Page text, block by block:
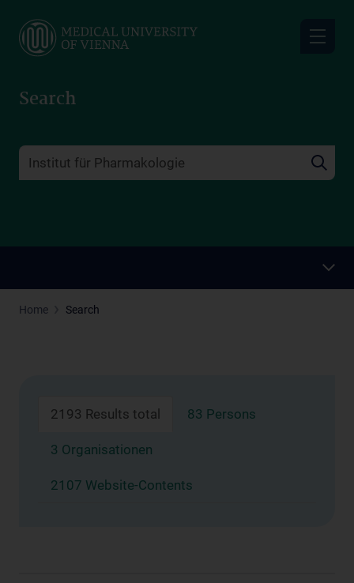
main
Search
Home Search
2193 Results total 83 Persons
3 Organisationen
2107 Website-Contents